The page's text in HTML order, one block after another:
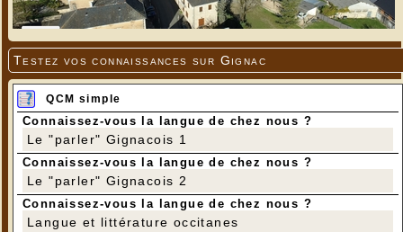
Testez vos connaissances sur Gignac
QCM simple
Connaissez-vous la langue de chez nous ?
Le "parler" Gignacois 1
Connaissez-vous la langue de chez nous ?
Le "parler" Gignacois 2
Connaissez-vous la langue de chez nous ?
Langue et littérature occitanes